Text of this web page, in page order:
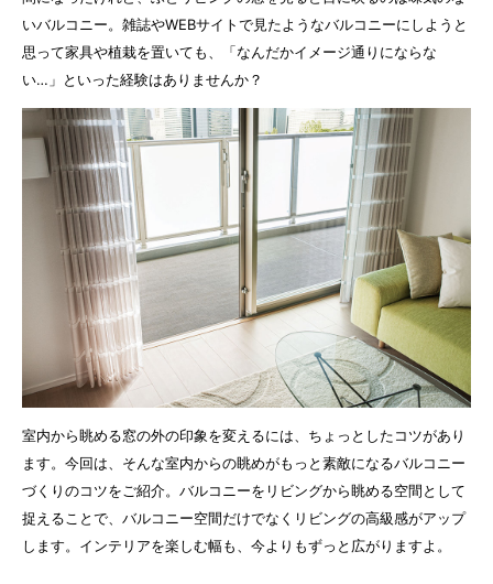
いバルコニー。雑誌やWEBサイトで見たようなバルコニーにしようと
思って家具や植栽を置いても、「なんだかイメージ通りにならな
い…」といった経験はありませんか？
室内から眺める窓の外の印象を変えるには、ちょっとしたコツがあり
ます。今回は、そんな室内からの眺めがもっと素敵になるバルコニー
づくりのコツをご紹介。バルコニーをリビングから眺める空間として
捉えることで、バルコニー空間だけでなくリビングの高級感がアップ
します。インテリアを楽しむ幅も、今よりもずっと広がりますよ。